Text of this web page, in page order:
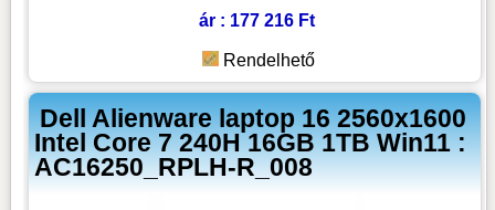
ár : 177 216 Ft
Rendelhető
Dell Alienware laptop 16 2560x1600
Intel Core 7 240H 16GB 1TB Win11 :
AC16250_RPLH-R_008